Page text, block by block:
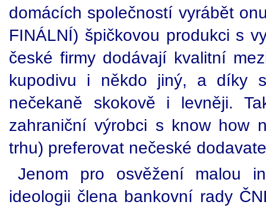
domácích společností vyrábět
FINÁLNÍ) špičkovou produkci s
české firmy dodávají kvalitní
kupodivu i někdo jiný, a díky
nečekaně skokově i levněji.
zahraniční výrobci s know how
trhu) preferovat nečeské
Jenom pro osvěžení malou
ideologii člena bankovní rady